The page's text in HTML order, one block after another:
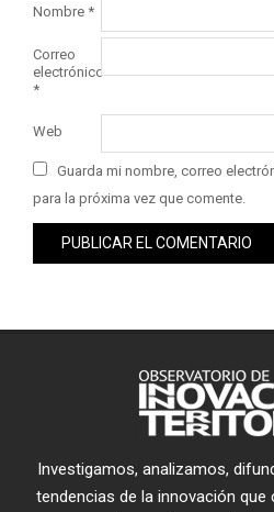
Nombre *
Correo
electrónico
*
Web
Guarda mi nombre, correo
para la próxima vez que comente.
Investigamos, analizamos,
tendencias de la innovación